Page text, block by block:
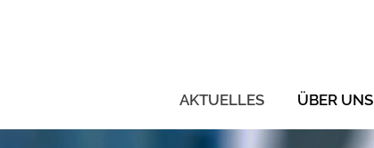
AKTUELLES ÜBER UNS